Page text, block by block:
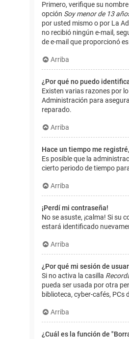
Primero, verifique su
opción Soy menor de 13
por usted mismo o por La
no recibió ningún e-mail,
de e-mail que proporcionó
Arriba
¿Por qué no puedo
Existen varias razones por
Administración para
reparado.
Arriba
Hace un tiempo me
Es posible que la
cierto periodo de tiempo
Arriba
¡Perdí mi contraseña!
No se asuste, ¡calma! Si su
estará identificado
Arriba
¿Por qué mi sesión de
Si no activa la casilla
pueda ser usada por otra
biblioteca, cyber-cafés, PCs
Arriba
¿Cuál es la función de